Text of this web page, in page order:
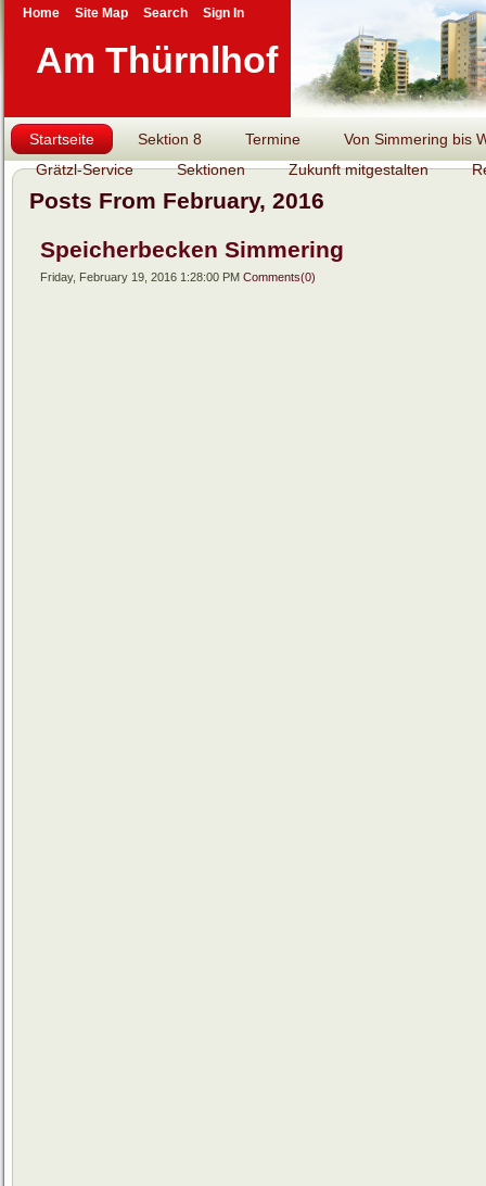
Am Thürnlhof
Startseite Sektion 8 Termine
Von Simmering bis
Grätzl-Service
Sektionen Zukunft mitgestalten
Posts From February, 2016
Speicherbecken Simmering
Friday, February 19, 2016 1:28:00 PM Comments(0)
Home Site Map Search Sign In